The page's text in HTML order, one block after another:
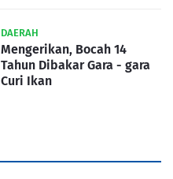
DAERAH
Mengerikan, Bocah 14
Tahun Dibakar Gara - gara
Curi Ikan